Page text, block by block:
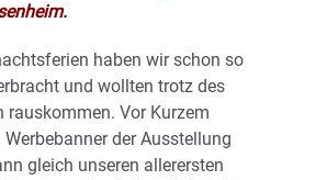
haben wir schon so
und wollten trotz des
rauskommen. Vor Kurzem
der Ausstellung
gleich unseren allerersten